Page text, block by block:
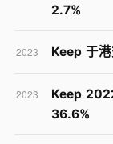
2.7%
2023 Keep 于
2023
Keep
36.6%